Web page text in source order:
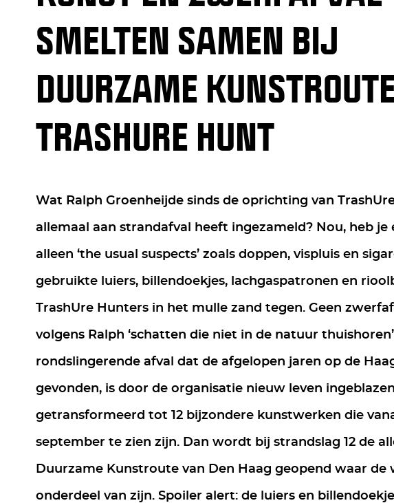
SMELTEN SAMEN BIJ
DUURZAME
TRASHURE HUNT
Wat Ralph Groenheijde sinds de oprichting van
allemaal aan strandafval heeft ingezameld? Nou, heb je
alleen ‘the usual suspects’ zoals doppen, vispluis en
gebruikte luiers, billendoekjes, lachgaspatronen en
TrashUre Hunters in het mulle zand tegen. Geen
volgens Ralph ‘schatten die niet in de natuur
rondslingerende afval dat de afgelopen jaren op de
gevonden, is door de organisatie nieuw leven
getransformeerd tot 12 bijzondere kunstwerken die
september te zien zijn. Dan wordt bij strandslag 12 de
Duurzame Kunstroute van Den Haag geopend waar de
onderdeel van zijn. Spoiler alert: de luiers en